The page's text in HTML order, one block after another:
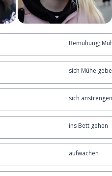
Bemühung;
sich Mühe
sich anstrengen
ins Bett gehen
aufwachen